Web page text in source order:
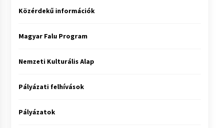
Közérdekű információk
Magyar Falu Program
Nemzeti Kulturális Alap
Pályázati felhívások
Pályázatok